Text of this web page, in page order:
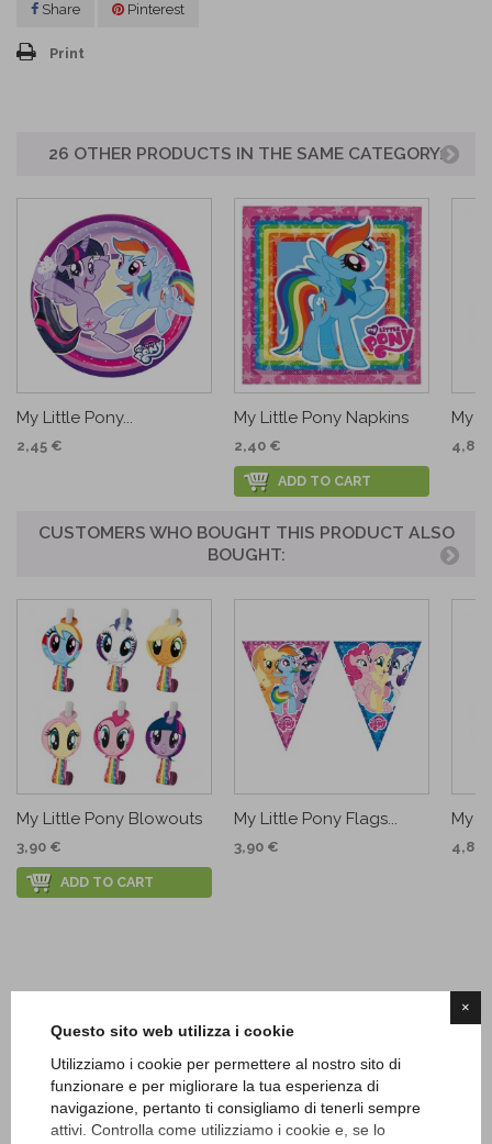
×
Questo sito web utilizza i cookie
Utilizziamo i cookie per permettere al nostro sito di
funzionare e per migliorare la tua esperienza di
navigazione, pertanto ti consigliamo di tenerli sempre
attivi. Controlla come utilizziamo i cookie e, se lo
Share Pinterest
Print
26 OTHER PRODUCTS IN THE SAME CATEGORY:
My Little Pony...
2,45 €
My Little Pony Napkins
2,40 €
ADD TO CART
My
4,80
CUSTOMERS WHO BOUGHT THIS PRODUCT ALSO
BOUGHT:
My Little Pony Blowouts
3,90 €
ADD TO CART
My Little Pony Flags...
3,90 €
My
4,80